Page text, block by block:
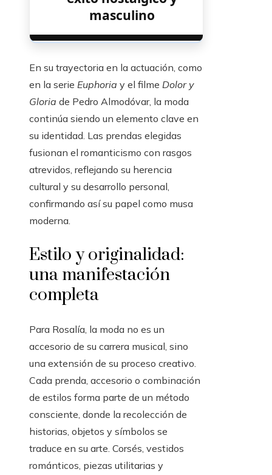
masculino
En su trayectoria en la actuación, como
en la serie Euphoria y el filme Dolor y
Gloria de Pedro Almodóvar, la moda
continúa siendo un elemento clave en
su identidad. Las prendas elegidas
fusionan el romanticismo con rasgos
atrevidos, reflejando su herencia
cultural y su desarrollo personal,
confirmando así su papel como musa
moderna.
Estilo y originalidad:
una manifestación
completa
Para Rosalía, la moda no es un
accesorio de su carrera musical, sino
una extensión de su proceso creativo.
Cada prenda, accesorio o combinación
de estilos forma parte de un método
consciente, donde la recolección de
historias, objetos y símbolos se
traduce en su arte. Corsés, vestidos
románticos, piezas utilitarias y